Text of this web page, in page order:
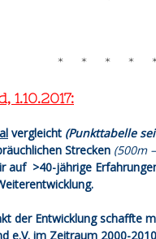
* * * *
vergleicht (Punkttabelle
Strecken (500m
auf >40-jährige
der Entwicklung schaffte
e.V. im Zeitraum 2000-